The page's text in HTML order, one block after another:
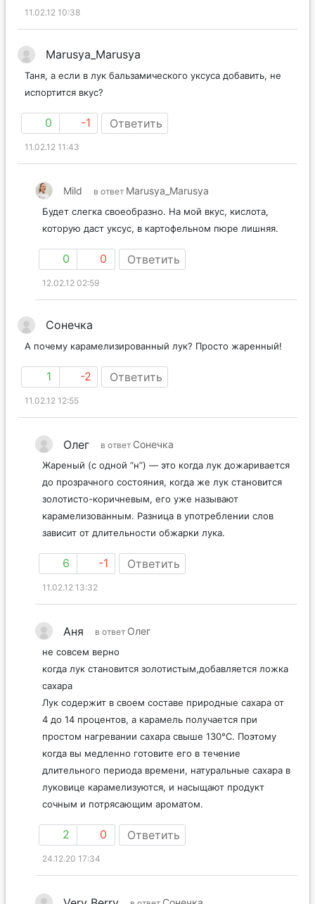
11.02.12 10:38
Marusya_Marusya
Таня, а если в лук бальзамического уксуса добавить, не
испортится вкус?
0 -1 Ответить
11.02.12 11:43
Mild в ответ Marusya_Marusya
Будет слегка своеобразно. На мой вкус, кислота,
которую даст уксус, в картофельном пюре лишняя.
0 0 Ответить
12.02.12 02:59
Сонечка
А почему карамелизированный лук? Просто жаренный!
1 -2 Ответить
11.02.12 12:55
Олег в ответ Сонечка
Жареный (с одной “н”) — это когда лук дожаривается
до прозрачного состояния, когда же лук становится
золотисто-коричневым, его уже называют
карамелизованным. Разница в употреблении слов
зависит от длительности обжарки лука.
6 -1 Ответить
11.02.12 13:32
Аня в ответ Олег
не совсем верно
когда лук становится золотистым,добавляется ложка
сахара
Лук содержит в своем составе природные сахара от
4 до 14 процентов, а карамель получается при
простом нагревании сахара свыше 130°С. Поэтому
когда вы медленно готовите его в течение
длительного периода времени, натуральные сахара в
луковице карамелизуются, и насыщают продукт
сочным и потрясающим ароматом.
2 0 Ответить
24.12.20 17:34